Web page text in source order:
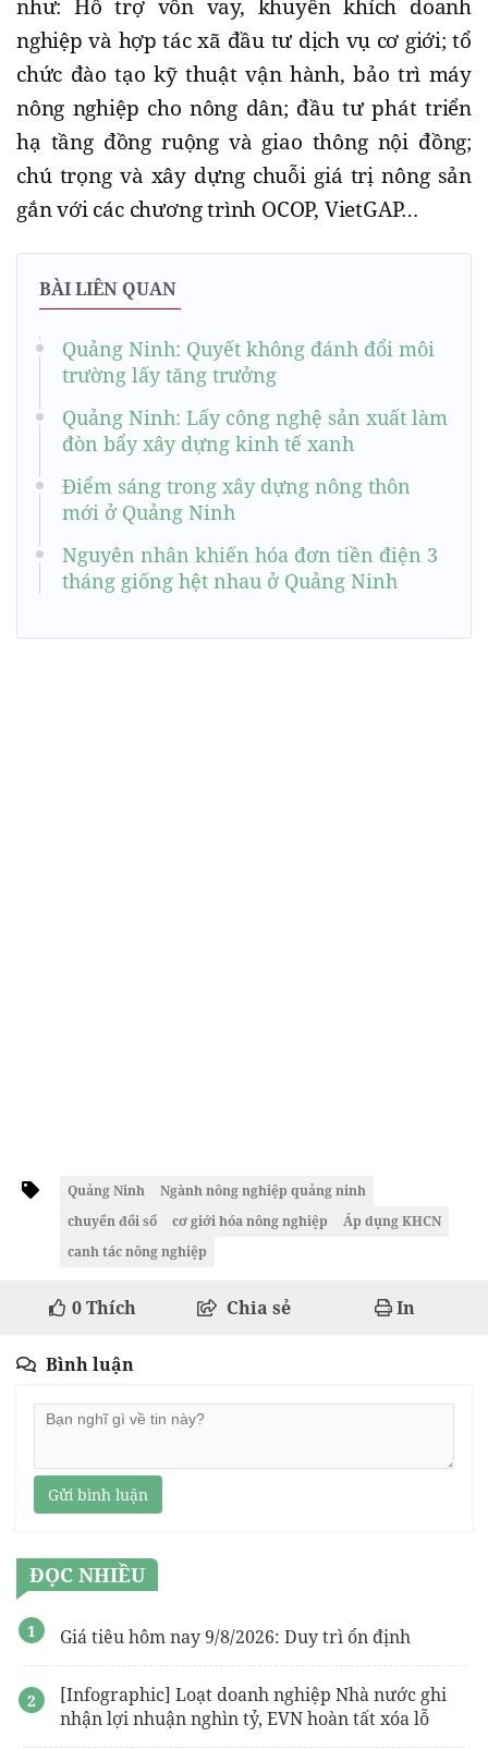
như: Hỗ trợ vốn vay, khuyến khích doanh
nghiệp và hợp tác xã đầu tư dịch vụ cơ giới; tổ
chức đào tạo kỹ thuật vận hành, bảo trì máy
nông nghiệp cho nông dân; đầu tư phát triển
hạ tầng đồng ruộng và giao thông nội đồng;
chú trọng và xây dựng chuỗi giá trị nông sản
gắn với các chương trình OCOP, VietGAP…
BÀI LIÊN QUAN
Quảng Ninh: Quyết không đánh đổi môi
trường lấy tăng trưởng
Quảng Ninh: Lấy công nghệ sản xuất làm
đòn bẩy xây dựng kinh tế xanh
Điểm sáng trong xây dựng nông thôn
mới ở Quảng Ninh
Nguyên nhân khiến hóa đơn tiền điện 3
tháng giống hệt nhau ở Quảng Ninh
Quảng Ninh
Ngành nông nghiệp quảng ninh
chuyển đổi số
cơ giới hóa nông nghiệp
Áp dụng KHCN
canh tác nông nghiệp
0Thích Chia sẻ In
Bình luận
Gửi bình luận
ĐỌC NHIỀU
Giá tiêu hôm nay 9/8/2026: Duy trì ổn định
[Infographic] Loạt doanh nghiệp Nhà nước ghi
nhận lợi nhuận nghìn tỷ, EVN hoàn tất xóa lỗ